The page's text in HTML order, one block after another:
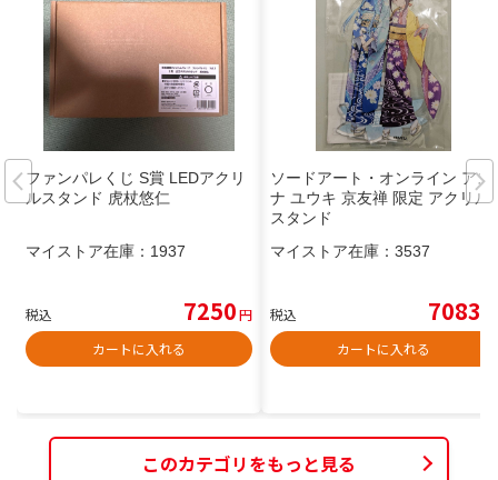
ファンパレくじ S賞 LEDアクリ
ルスタンド 虎杖悠仁
マイストア在庫： 1937
税込 7250円
カートに入れる
ソードアート・オンライン アス
ナ ユウキ 京友禅 限定 アクリル
スタンド
マイストア在庫： 3537
税込 7083
カートに入れる
このカテゴリをもっと見る